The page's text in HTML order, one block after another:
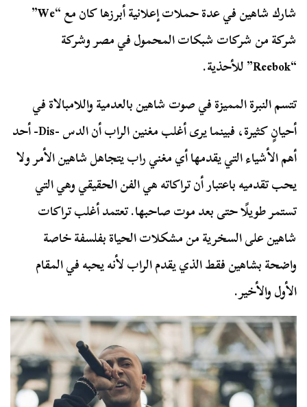
شارك شاهين في عدة حملات إعلانية أبرزها كان مع “We”
شركة من شركات شبكات المحمول في مصر وشركة
“Reebok” للأحذية.
تتسم النبرة المميزة في صوت شاهين بالعدمية واللامبالاة في
أحيانٍ كثيرة، فبينما يری أغلب مغنين الراب أن الدس -Dis- أحد
أهم الأشياء التي يقدمها أي مغني راب يتجاهل شاهين الأمر ولا
يحب تقدميه باعتبار أن تراكاته هي الفن الحقيقي وهي التي
تستمر طويلًا حتی بعد موت صاحبها. تعتمد أغلب تراكات
شاهين علی السخرية من مشكلات الحياة بفلسفة خاصة
واضحة بشاهين فقط الذي يقدم الراب لأنه يحبه في المقام
الأول والأخير.